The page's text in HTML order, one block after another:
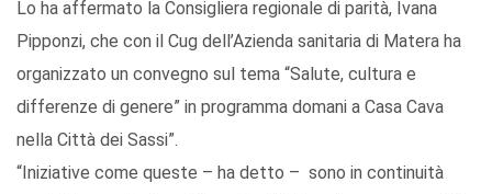
Lo ha affermato la Consigliera regionale di parità, Ivana
Pipponzi, che con il Cug dell’Azienda sanitaria di Matera ha
organizzato un convegno sul tema “Salute, cultura e
differenze di genere” in programma domani a Casa Cava
nella Città dei Sassi”.
“Iniziative come queste – ha detto – sono in continuità